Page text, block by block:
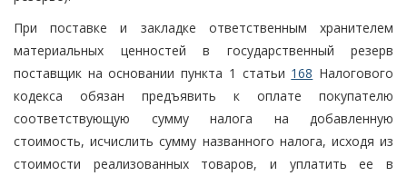
При поставке и закладке ответственным хранителем
материальных ценностей в государственный резерв
поставщик на основании пункта 1 статьи 168 Налогового
кодекса обязан предъявить к оплате покупателю
соответствующую сумму налога на добавленную
стоимость, исчислить сумму названного налога, исходя из
стоимости реализованных товаров, и уплатить ее в